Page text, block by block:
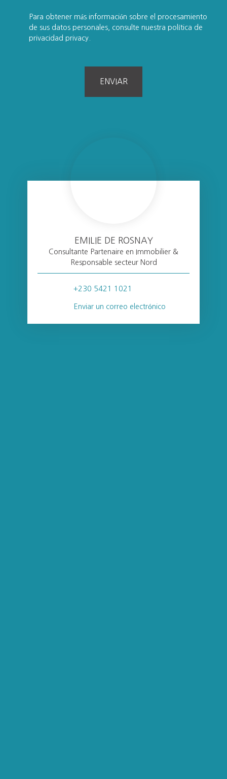
Para obtener más información sobre el procesamiento
de sus datos personales, consulte nuestra política de
privacidad privacy.
ENVIAR
EMILIE DE ROSNAY
Consultante Partenaire en Immobilier &
Responsable secteur Nord
+230 5421 1021
Enviar un correo electrónico